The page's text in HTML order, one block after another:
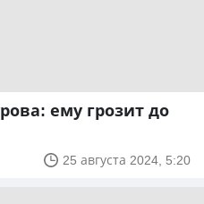
ему грозит до
25 августа 2024, 5:20